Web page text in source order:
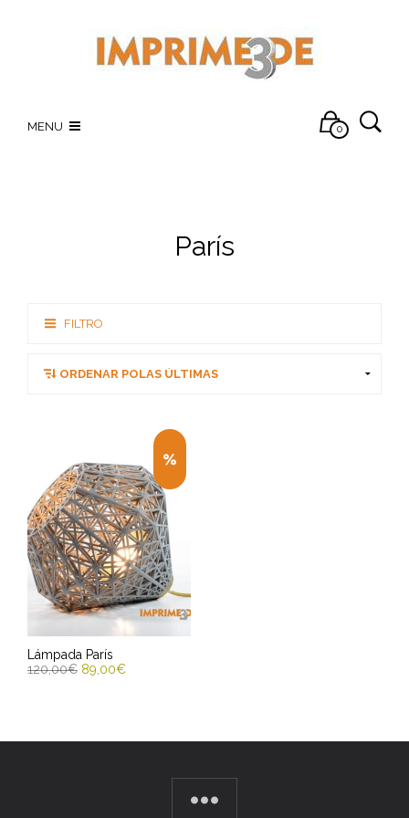
MENU 0
París
FILTRO
Lámpada París
120,00€ 89,00€
Entrega Estimada entre